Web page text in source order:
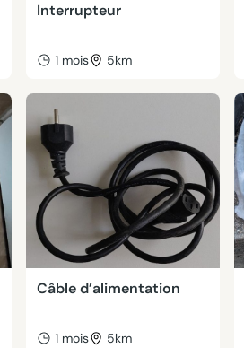
Interrupteur
1 mois 5km
Câble d’alimentation
1 mois 5km